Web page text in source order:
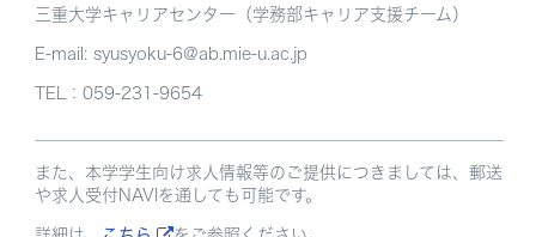
三重大学キャリアセンター（学務部キャリア支援チーム）
E-mail: syusyoku-6@ab.mie-u.ac.jp
TEL：059-231-9654
また、本学学生向け求人情報等のご提供につきましては、郵送
や求人受付NAVIを通しても可能です。